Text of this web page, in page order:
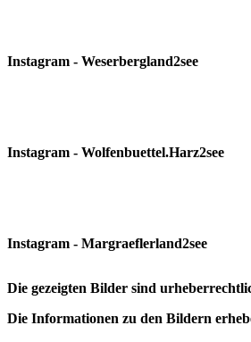
Instagram - Weserbergland2see
Instagram - Wolfenbuettel.Harz2see
Instagram - Margraeflerland2see
Die gezeigten Bilder sind
Die Informationen zu den Bildern